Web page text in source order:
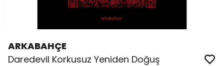
ARKABAHÇE
Daredevil Korkusuz Yeniden Doğuş